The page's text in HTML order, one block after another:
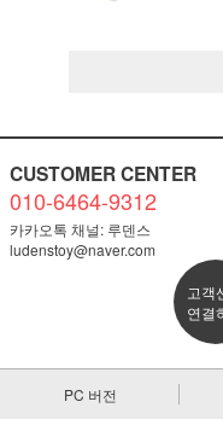
CUSTOMER CENTER
010-6464-9312
카카오톡 채널: 루덴스
ludenstoy@naver.com
고객
연결
PC 버전